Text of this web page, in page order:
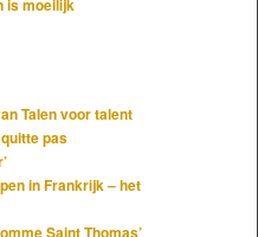
is moeilijk
Talen voor talent
pas
in Frankrijk – het
Saint Thomas’